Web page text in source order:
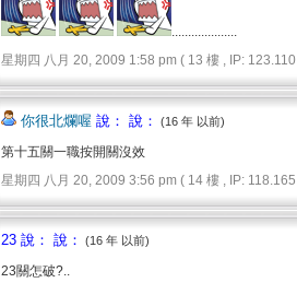
....................
星期四 八月 20, 2009 1:58 pm ( 13 樓 , IP:
你很北爛喔 說： 說： (16 年 以前)
第十五關一職按開關沒效
星期四 八月 20, 2009 3:56 pm ( 14 樓 , IP:
23 說： 說： (16 年 以前)
23關怎破?..